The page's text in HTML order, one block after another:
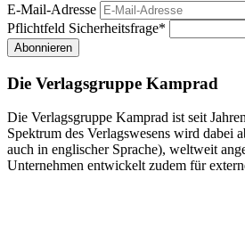
E-Mail-Adresse
Pflichtfeld Sicherheitsfrage*
Abonnieren
Die Verlagsgruppe Kamprad
Die Verlagsgruppe Kamprad ist seit
Spektrum des Verlagswesens wird dabei
auch in englischer Sprache), weltweit
Unternehmen entwickelt zudem für